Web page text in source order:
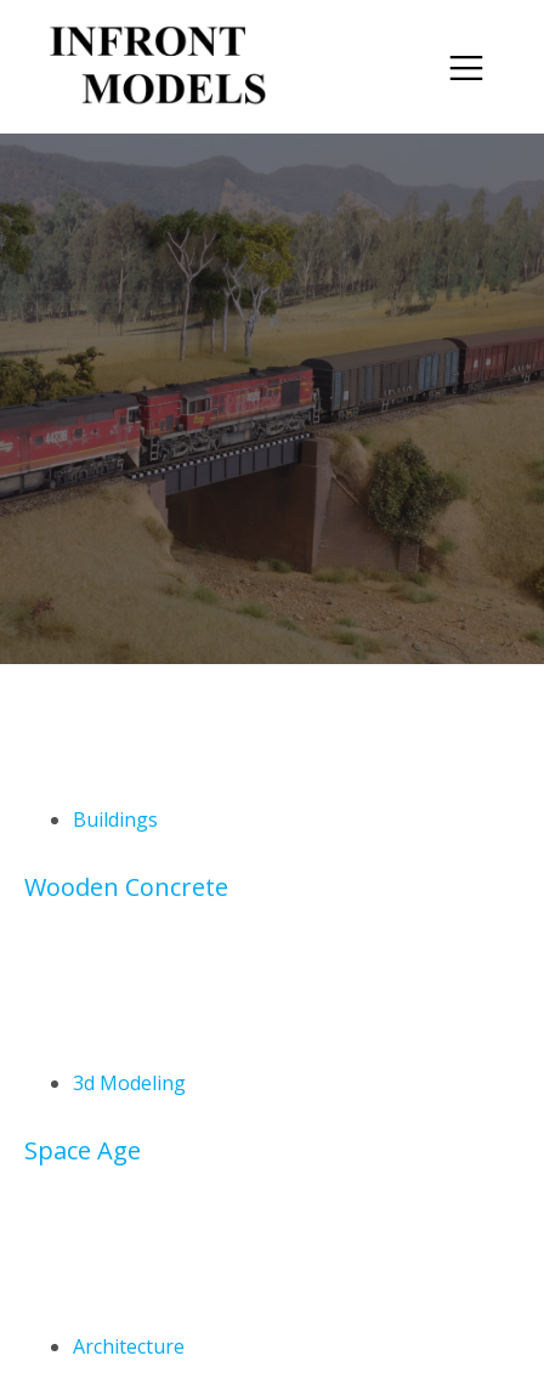
Buildings
Wooden Concrete
3d Modeling
Space Age
Architecture